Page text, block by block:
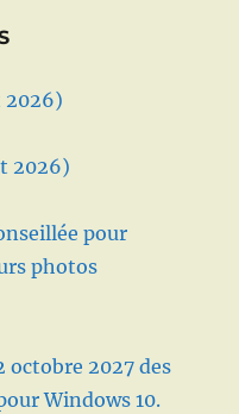
2026)
2026)
pour
photos
octobre 2027 des
Windows 10.